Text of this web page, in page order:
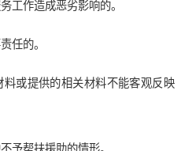
工作造成恶劣影响的。
任的。
或提供的相关材料不能客观反映